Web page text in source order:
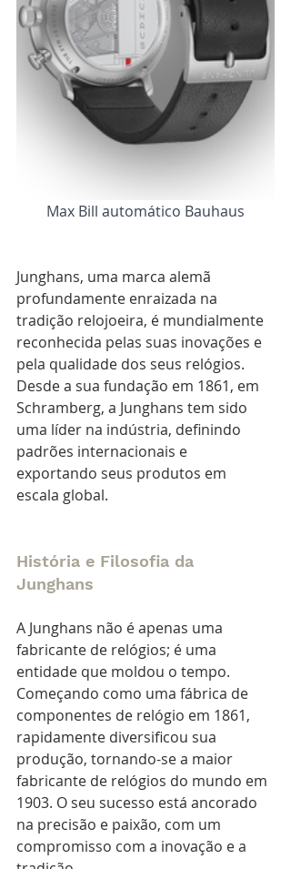
Max Bill automático Bauhaus
Junghans, uma marca alemã
profundamente enraizada na
tradição relojoeira, é mundialmente
reconhecida pelas suas inovações e
pela qualidade dos seus relógios.
Desde a sua fundação em 1861, em
Schramberg, a Junghans tem sido
uma líder na indústria, definindo
padrões internacionais e
exportando seus produtos em
escala global.
História e Filosofia da
Junghans
A Junghans não é apenas uma
fabricante de relógios; é uma
entidade que moldou o tempo.
Começando como uma fábrica de
componentes de relógio em 1861,
rapidamente diversificou sua
produção, tornando-se a maior
fabricante de relógios do mundo em
1903. O seu sucesso está ancorado
na precisão e paixão, com um
compromisso com a inovação e a